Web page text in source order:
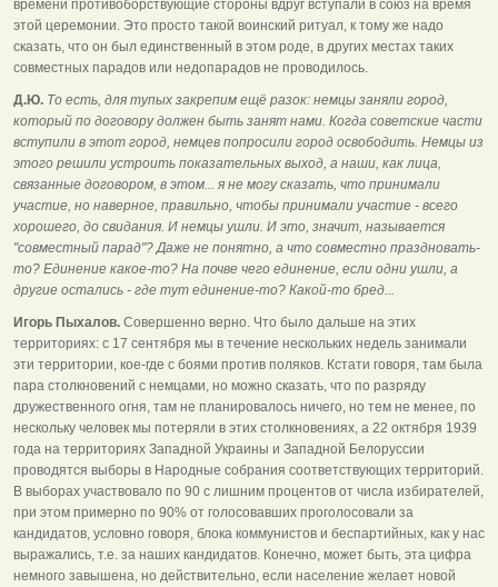
времени противоборствующие стороны вдруг вступали в союз на время
этой церемонии. Это просто такой воинский ритуал, к тому же надо
сказать, что он был единственный в этом роде, в других местах таких
совместных парадов или недопарадов не проводилось.
Д.Ю. То есть, для тупых закрепим ещё разок: немцы заняли город,
который по договору должен быть занят нами. Когда советские части
вступили в этот город, немцев попросили город освободить. Немцы из
этого решили устроить показательных выход, а наши, как лица,
связанные договором, в этом... я не могу сказать, что принимали
участие, но наверное, правильно, чтобы принимали участие - всего
хорошего, до свидания. И немцы ушли. И это, значит, называется
"совместный парад"? Даже не понятно, а что совместно праздновать-
то? Единение какое-то? На почве чего единение, если одни ушли, а
другие остались - где тут единение-то? Какой-то бред...
Игорь Пыхалов. Совершенно верно. Что было дальше на этих
территориях: с 17 сентября мы в течение нескольких недель занимали
эти территории, кое-где с боями против поляков. Кстати говоря, там была
пара столкновений с немцами, но можно сказать, что по разряду
дружественного огня, там не планировалось ничего, но тем не менее, по
нескольку человек мы потеряли в этих столкновениях, а 22 октября 1939
года на территориях Западной Украины и Западной Белоруссии
проводятся выборы в Народные собрания соответствующих территорий.
В выборах участвовало по 90 с лишним процентов от числа избирателей,
при этом примерно по 90% от голосовавших проголосовали за
кандидатов, условно говоря, блока коммунистов и беспартийных, как у нас
выражались, т.е. за наших кандидатов. Конечно, может быть, эта цифра
немного завышена, но действительно, если население желает новой